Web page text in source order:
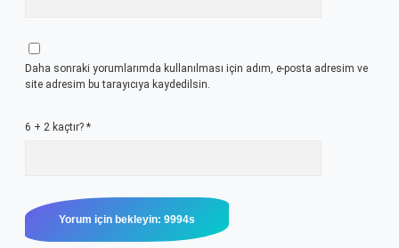
Daha sonraki yorumlarımda kullanılması için adım, e-posta adresim ve
site adresim bu tarayıcıya kaydedilsin.
6 + 2 kaçtır? *